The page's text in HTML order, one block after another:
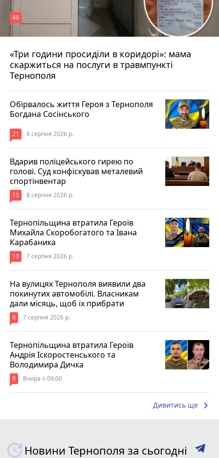
«Три години просиділи в коридорі»: мама
скаржиться на послуги в травмпункті
Тернополя
48
8 серпня 2026 р.
Обірвалось життя Героя з Тернополя
Богдана Сосінського
21 8 серпня 2026 р.
Вдарив поліцейського гирею по
голові. Суд конфіскував металевий
спортінвентар
15 8 серпня 2026 р.
Тернопільщина втратила Героїв
Михайла Скоробогатого та Івана
Карабаника
10 7 серпня 2026 р.
На вулицях Тернополя виявили два
покинутих автомобілі. Власникам
дали місяць, щоб їх прибрати
9 7 серпня 2026 р.
Тернопільщина втратила Героїв
Андрія Іскоростенського та
Володимира Дичка
9 Вчора о 09:00
Дивитись ще keyboard_arrow_right
Новини Тернополя за сьогодні